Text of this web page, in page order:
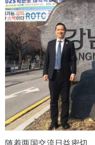
随着两国交流日益密切